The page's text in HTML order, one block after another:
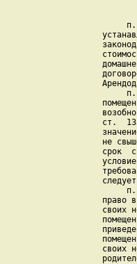
ст.
не
срок
право
своих
своих